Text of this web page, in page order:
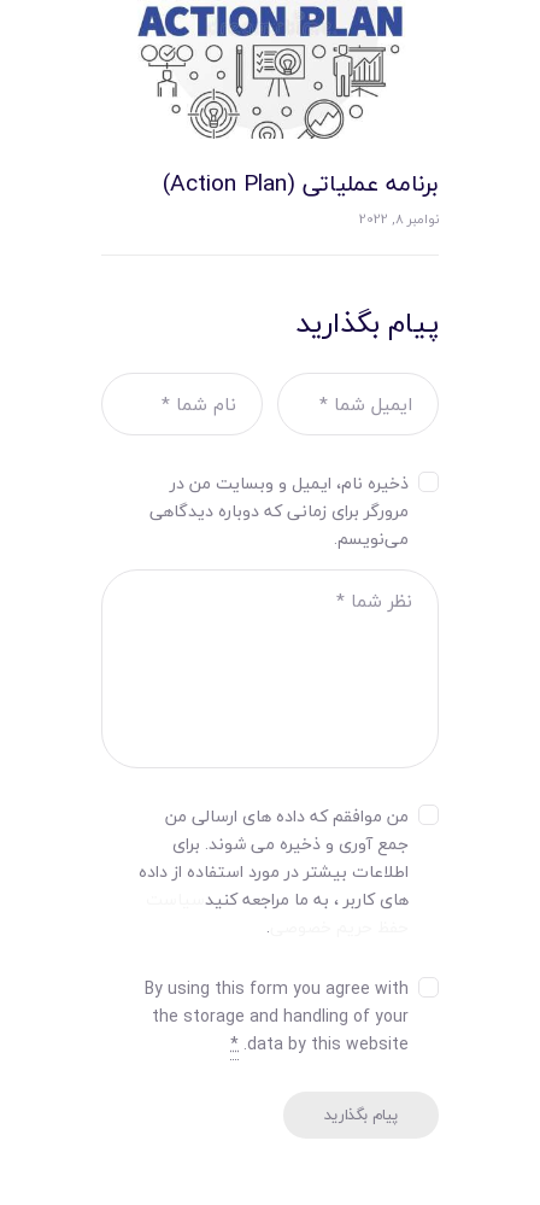
برنامه عملیاتی (Action Plan)
نوامبر 8, 2022
پیام بگذارید
ذخیره نام، ایمیل و وبسایت من در
مرورگر برای زمانی که دوباره دیدگاهی
می‌نویسم.
من موافقم که داده های ارسالی من
جمع آوری و ذخیره می شوند. برای
اطلاعات بیشتر در مورد استفاده از داده
های کاربر ، به ما مراجعه کنید
.
By using this form you agree with
the storage and handling of your
data by this website.
*